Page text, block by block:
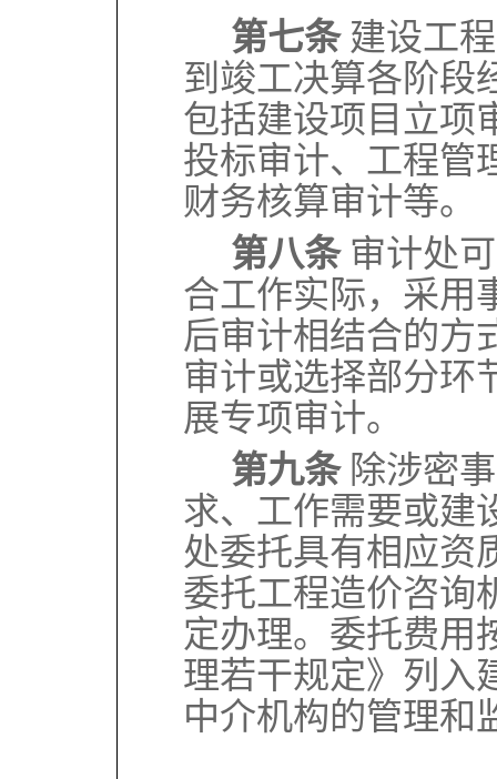
第七条建设工
到竣工决算各阶段
包括建设项 目立项
投标审计、工程管
财务核算审计等。
第八条审计处
合工作实际，采用
后审计相结合的方
审计或选择部分环
展专项审计。
第九条除涉密
求、工作需要或建
处委托具有相应资
委托工程造价咨询
定办理。委托费用
理若干规定》列 入
中介机构的管理和